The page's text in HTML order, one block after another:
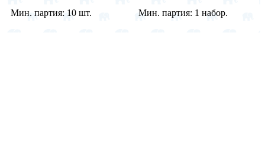
Мин. партия: 10 шт. Мин. партия: 1 набор.